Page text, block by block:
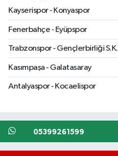
Kayserispor - Konyaspor
Fenerbahçe - Eyüpspor
Trabzonspor - Gençlerbirliği S.K.
Kasımpaşa - Galatasaray
Antalyaspor - Kocaelispor
05399261599